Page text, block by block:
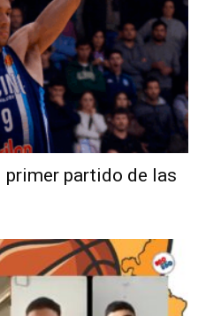
primer partido de las